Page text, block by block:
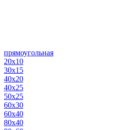
прямоугольная
20х10
30х15
40х20
40х25
50х25
60х30
60х40
80х40